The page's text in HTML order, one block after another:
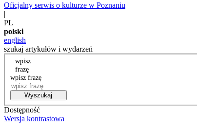
Oficjalny serwis o kulturze w Poznaniu
|
PL
polski
english
szukaj artykułów i wydarzeń
wpisz
frazę
wpisz frazę
Wyszukaj
Dostępność
Wersja kontrastowa